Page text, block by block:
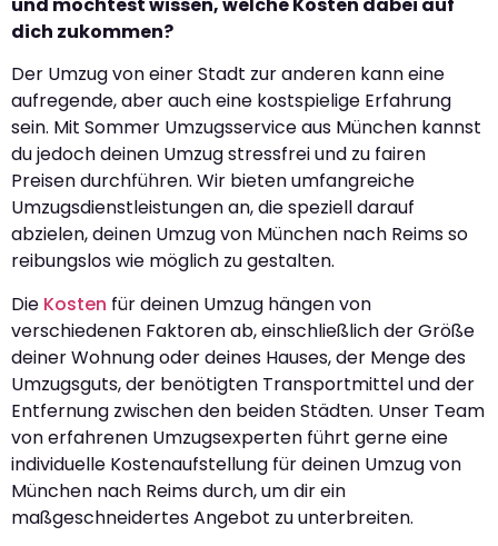
dich zukommen?
Der Umzug von einer Stadt zur anderen kann eine
aufregende, aber auch eine kostspielige Erfahrung
sein. Mit Sommer Umzugsservice aus München kannst
du jedoch deinen Umzug stressfrei und zu fairen
Preisen durchführen. Wir bieten umfangreiche
Umzugsdienstleistungen an, die speziell darauf
abzielen, deinen Umzug von München nach Reims so
reibungslos wie möglich zu gestalten.
Die Kosten für deinen Umzug hängen von
verschiedenen Faktoren ab, einschließlich der Größe
deiner Wohnung oder deines Hauses, der Menge des
Umzugsguts, der benötigten Transportmittel und der
Entfernung zwischen den beiden Städten. Unser Team
von erfahrenen Umzugsexperten führt gerne eine
individuelle Kostenaufstellung für deinen Umzug von
München nach Reims durch, um dir ein
maßgeschneidertes Angebot zu unterbreiten.